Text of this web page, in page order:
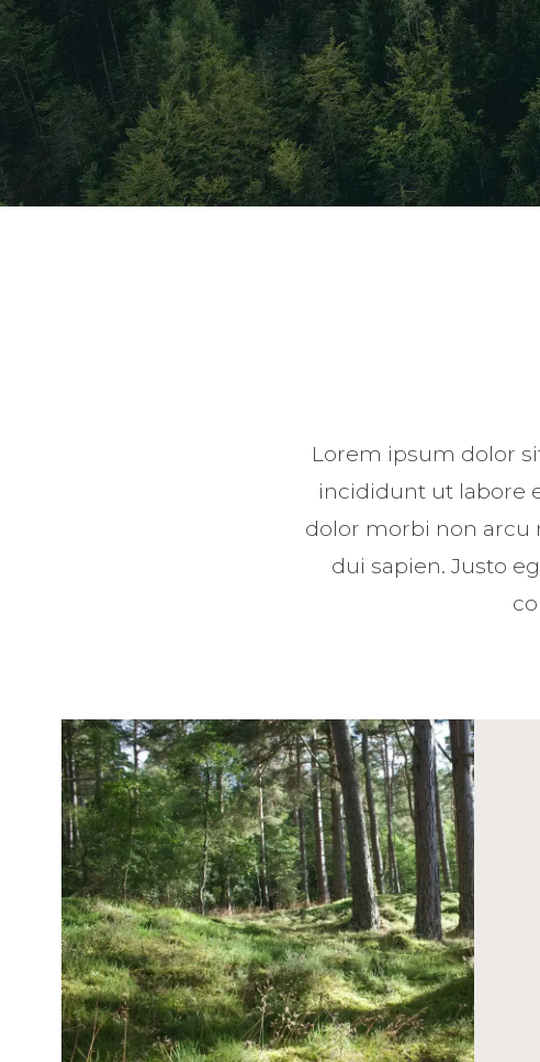
Lorem ipsum dolor
incididunt ut labore
dolor morbi non arcu
dui sapien. Justo